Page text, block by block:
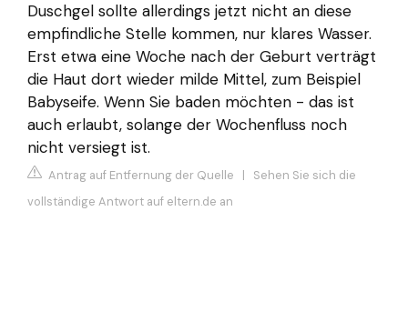
Duschgel sollte allerdings jetzt nicht an diese
empfindliche Stelle kommen, nur klares Wasser.
Erst etwa eine Woche nach der Geburt verträgt
die Haut dort wieder milde Mittel, zum Beispiel
Babyseife. Wenn Sie baden möchten - das ist
auch erlaubt, solange der Wochenfluss noch
nicht versiegt ist.
Antrag auf Entfernung der Quelle | Sehen Sie sich die
vollständige Antwort auf eltern.de an